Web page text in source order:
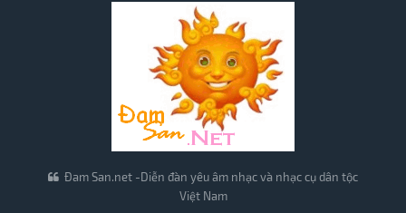
Đam San.net -Diễn đàn yêu âm nhạc và nhạc cụ dân tộc
Việt Nam